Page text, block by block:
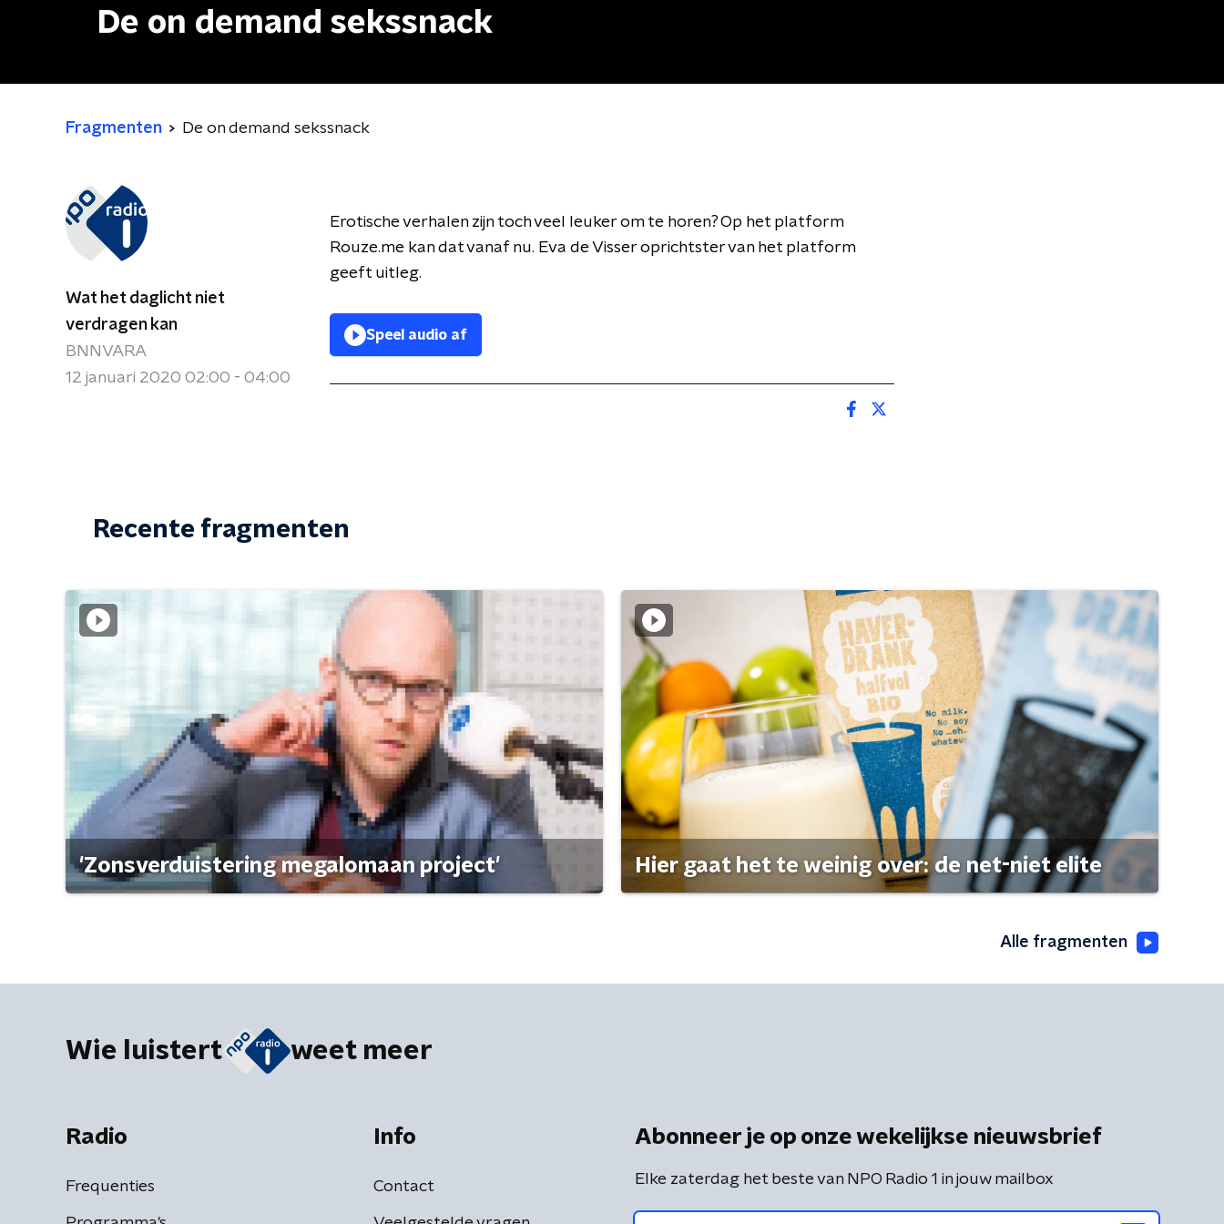
De on demand sekssnack
Fragmenten De on demand sekssnack
Wat het daglicht niet
verdragen kan
BNNVARA
12 januari 2020 02:00 - 04:00
Erotische verhalen zijn toch veel leuker om te horen? Op het platform
Rouze.me kan dat vanaf nu. Eva de Visser oprichtster van het platform
geeft uitleg.
Speel audio af
Recente fragmenten
'Zonsverduistering megalomaan project' Hier gaat het te weinig over: de net-niet elite
Alle fragmenten
Wie luistert weet meer
Radio
Frequenties
Info
Contact
Abonneer je op onze wekelijkse nieuwsbrief
Elke zaterdag het beste van NPO Radio 1 in jouw mailbox